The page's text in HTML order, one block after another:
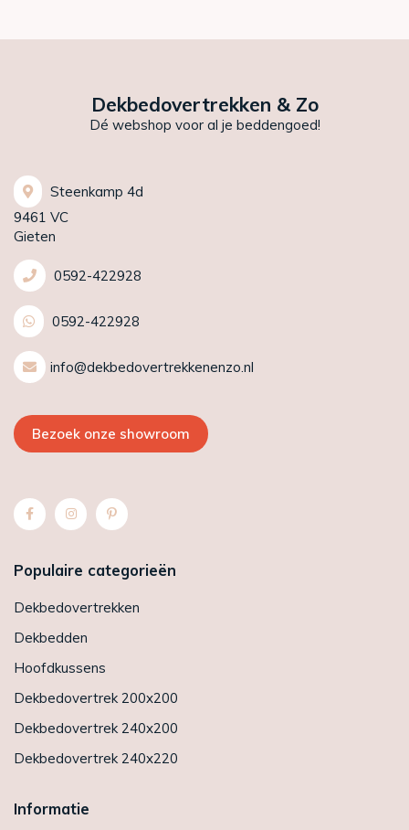
Dekbedovertrekken & Zo
Dé webshop voor al je beddengoed!
Steenkamp 4d
9461 VC
Gieten
0592-422928
0592-422928
info@dekbedovertrekkenenzo.nl
Bezoek onze showroom
Populaire categorieën
Dekbedovertrekken
Dekbedden
Hoofdkussens
Dekbedovertrek 200x200
Dekbedovertrek 240x200
Dekbedovertrek 240x220
Informatie